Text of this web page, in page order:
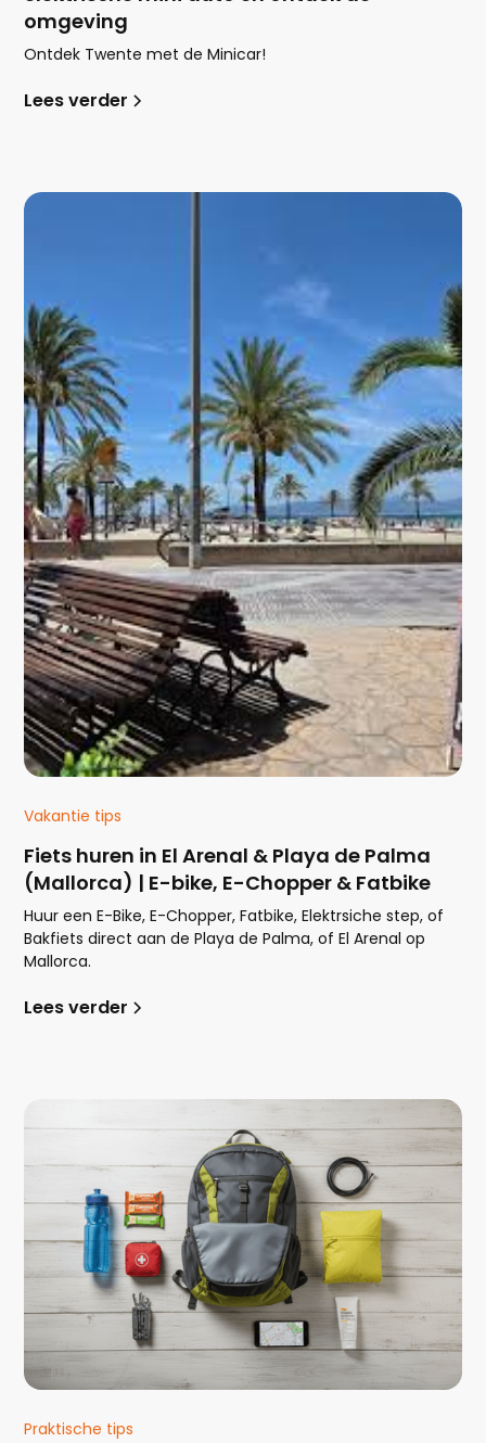
omgeving
Ontdek Twente met de Minicar!
Lees verder
Vakantie tips
Fiets huren in El Arenal & Playa de Palma
(Mallorca) | E-bike, E-Chopper & Fatbike
Huur een E-Bike, E-Chopper, Fatbike, Elektrsiche step, of
Bakfiets direct aan de Playa de Palma, of El Arenal op
Mallorca.
Lees verder
Praktische tips